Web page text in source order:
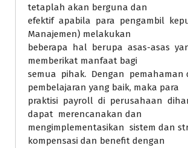
tetaplah akan berguna dan
efektif apabila para pengambil
Manajemen) melakukan
beberapa hal berupa asas-asas
memberikat manfaat bagi
semua pihak. Dengan pemahaman
pembelajaran yang baik, maka para
praktisi payroll di perusahaan
dapat merencanakan dan
mengimplementasikan sistem dan
kompensasi dan benefit dengan